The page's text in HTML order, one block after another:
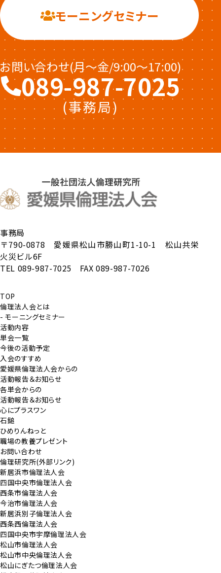
モーニングセミナー
お問い合わせ(月〜金/9:00〜17:00)
089-987-7025
(事務局)
事務局
〒790-0878 愛媛県松山市勝山町1-10-1 松山共栄
火災ビル6F
TEL 089-987-7025 FAX 089-987-7026
TOP
倫理法人会とは
- モーニングセミナー
活動内容
単会一覧
今後の活動予定
入会のすすめ
愛媛県倫理法人会からの
活動報告＆お知らせ
各単会からの
活動報告＆お知らせ
心にプラスワン
石鎚
ひめりんねっと
職場の教養プレゼント
お問い合わせ
倫理研究所(外部リンク)
新居浜市倫理法人会
四国中央市倫理法人会
西条市倫理法人会
今治市倫理法人会
新居浜別子倫理法人会
西条西倫理法人会
四国中央市宇摩倫理法人会
松山市倫理法人会
松山市中央倫理法人会
松山にぎたつ倫理法人会